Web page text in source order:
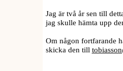
Jag är två år sen till
jag skulle hämta upp
Om någon fortfarande
skicka den till